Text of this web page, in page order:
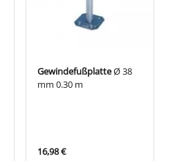
GewindefußplatteØ 38
mm 0.30 m
16,98 €